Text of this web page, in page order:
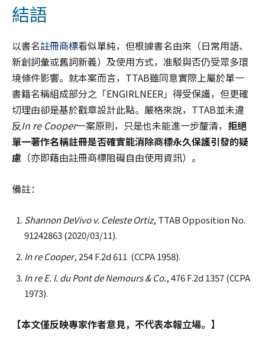
結語
以書名註冊商標看似單純，但根據書名由來（日常用語、
新創詞彙或舊詞新義）及使用方式，准駁與否仍受眾多環
境條件影響。就本案而言，TTAB雖同意實際上屬於單一
書籍名稱組成部分之「ENGIRLNEER」得受保護，但更確
切理由卻是基於戳章設計此點。嚴格來說，TTAB並未違
反In re Cooper一案原則，只是也未能進一步釐清， 拒絕
單一著作名稱註冊是否確實能消除商標永久保護引發的疑
慮 （亦即藉由註冊商標阻礙自由使用資訊）。
備註：
Shannon DeVivo v. Celeste Ortiz, TTAB Opposition No.
91242863 (2020/03/11).
In re Cooper, 254 F.2d 611 (CCPA 1958).
In re E. I. du Pont de Nemours & Co., 476 F.2d 1357 (CCPA
1973).
【本文僅反映專家作者意見，不代表本報立場。】